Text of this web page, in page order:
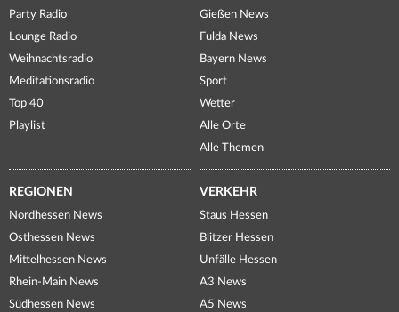
Party Radio
Lounge Radio
Weihnachtsradio
Meditationsradio
Top 40
Playlist
Gießen News
Fulda News
Bayern News
Sport
Wetter
Alle Orte
Alle Themen
REGIONEN
Nordhessen News
Osthessen News
Mittelhessen News
Rhein-Main News
Südhessen News
VERKEHR
Staus Hessen
Blitzer Hessen
Unfälle Hessen
A3 News
A5 News